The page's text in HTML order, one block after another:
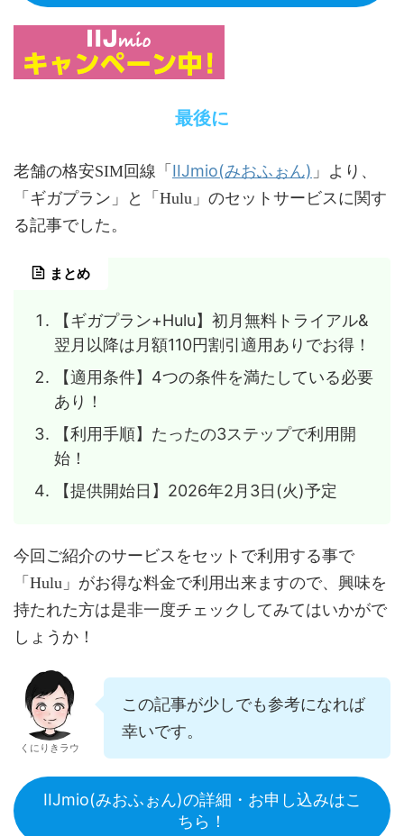
最後に
老舗の格安SIM回線「 IIJmio(みおふぉん) 」より、
「ギガプラン」と「Hulu」のセットサービスに関す
る記事でした。
まとめ
【ギガプラン+Hulu】初月無料トライアル&
翌月以降は月額110円割引適用ありでお得！
【適用条件】4つの条件を満たしている必要
あり！
【利用手順】たったの3ステップで利用開
始！
【提供開始日】2026年2月3日(火)予定
今回ご紹介のサービスをセットで利用する事で
「Hulu」がお得な料金で利用出来ますので、興味を
持たれた方は是非一度チェックしてみてはいかがで
しょうか！
くにりきラウ
この記事が少しでも参考になれば
幸いです。
IIJmio(みおふぉん)の詳細・お申し込みはこ
ちら！